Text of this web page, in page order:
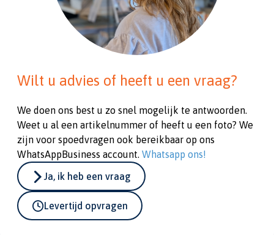
Wilt u advies of heeft u een vraag?
We doen ons best u zo snel mogelijk te antwoorden.
Weet u al een artikelnummer of heeft u een foto? We
zijn voor spoedvragen ook bereikbaar op ons
WhatsAppBusiness account. Whatsapp ons!
Ja, ik heb een vraag
Levertijd opvragen